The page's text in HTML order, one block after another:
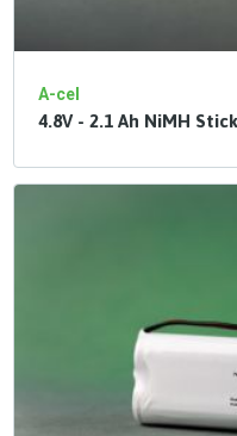
A-cel
4.8V - 2.1 Ah NiMH Stick